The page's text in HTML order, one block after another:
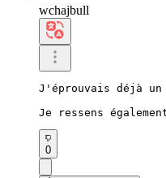
wchajbull
J'éprouvais déjà
Je ressens
0